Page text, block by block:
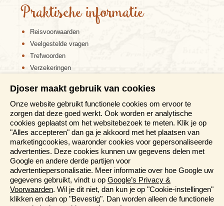
Praktische informatie
Reisvoorwaarden
Veelgestelde vragen
Trefwoorden
Verzekeringen
Disclaimer
Cookiebeleid
Privacy verklaring
Reis en boek met Djoser zekerheid
Meer weten?
Brochure aanvragen
Presentaties en Informatiedagen
Magazine
Djoser maakt gebruik van cookies
Onze website gebruikt functionele cookies om ervoor te
zorgen dat deze goed werkt. Ook worden er analytische
cookies geplaatst om het websitebezoek te meten. Klik je op
"Alles accepteren" dan ga je akkoord met het plaatsen van
marketingcookies, waaronder cookies voor gepersonaliseerde
advertenties. Deze cookies kunnen uw gegevens delen met
Google en andere derde partijen voor
advertentiepersonalisatie. Meer informatie over hoe Google uw
gegevens gebruikt, vindt u op Google’s Privacy &
Voorwaarden. Wil je dit niet, dan kun je op "Cookie-instellingen"
klikken en dan op "Bevestig". Dan worden alleen de functionele